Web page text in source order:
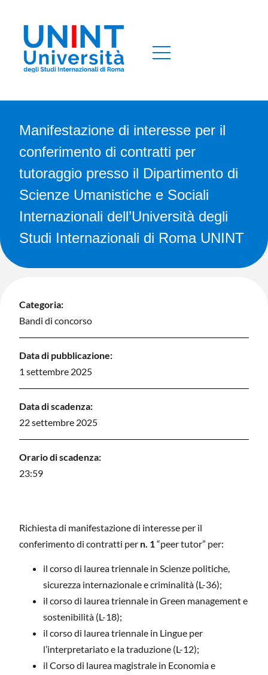
Manifestazione di interesse per il
conferimento di contratti per
tutoraggio presso il Dipartimento di
Scienze Umanistiche e Sociali
Internazionali dell’Università degli
Studi Internazionali di Roma UNINT
Categoria:
Bandi di concorso
Data di pubblicazione:
1 settembre 2025
Data di scadenza:
22 settembre 2025
Orario di scadenza:
23:59
Richiesta di manifestazione di interesse per il
conferimento di contratti per n. 1“peer tutor” per:
il corso di laurea triennale in Scienze politiche,
sicurezza internazionale e criminalità (L-36);
il corso di laurea triennale in Green management e
sostenibilità (L-18);
il corso di laurea triennale in Lingue per
l’interpretariato e la traduzione (L-12);
il Corso di laurea magistrale in Economia e